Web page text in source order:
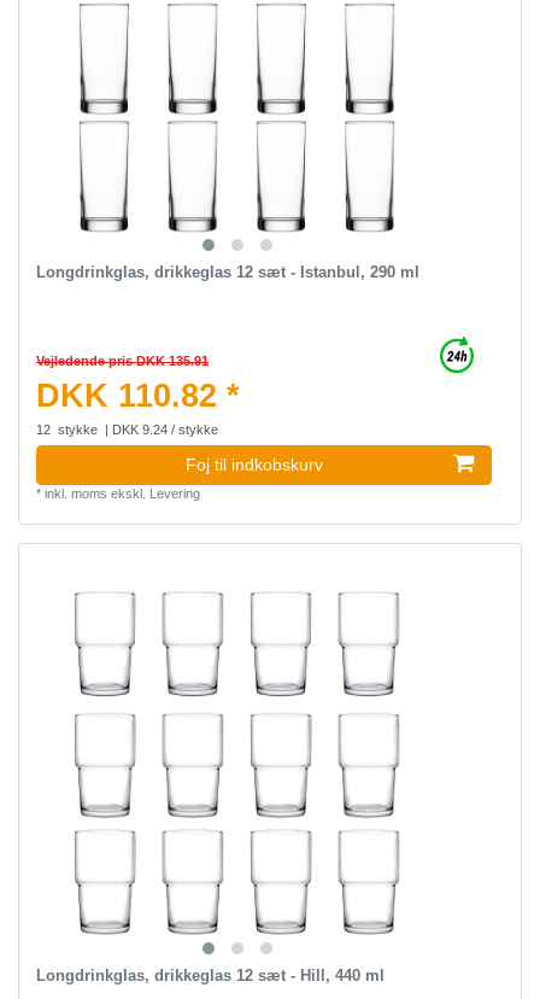
Longdrinkglas, drikkeglas 12 sæt - Istanbul, 290 ml
Vejledende pris DKK 135.91
DKK 110.82 *
12 stykke | DKK 9.24 / stykke
Foj til indkobskurv
* inkl. moms ekskl. Levering
Longdrinkglas, drikkeglas 12 sæt - Hill, 440 ml